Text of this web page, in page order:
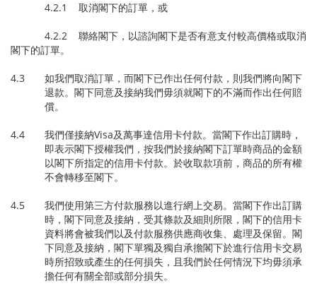
4.2.1 取消閣下的訂單，或
4.2.2 聯絡閣下，以諮詢閣下是否有意支付較高價格或取消
閣下的訂單。
4.3 如我們取消訂單，而閣下已作出任何付款，則我們將向閣下
退款。閣下同意及接納我們毋須就閣下的不滿而作出任何賠
償。
4.4 我們僅接納Visa及萬事達信用卡付款。當閣下作出訂購時，
即表示閣下授權我們，按我們於接納閣下訂單時商品的金額
以閣下所指定的信用卡付款。於收取款項前，商品的所有權
不會轉移至閣下。
4.5 我們使用第三方付款服務以進行網上交易。當閣下作出訂購
時，閣下同意及接納，受其條款及細則所限，閣下的信用卡
資料將會被我們以及付款服務供應商收集、處理及保留。閣
下同意及接納，閣下單獨及獨自承擔閣下於進行信用卡交易
時所招致或產生的任何損失，且我們於任何情況下均毋須承
擔任何有關全部或部分損失。